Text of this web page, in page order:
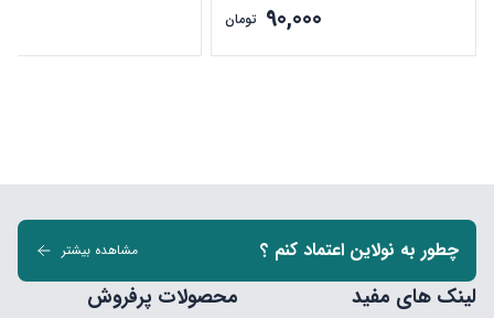
90,000 تومان
چطور به نولاین اعتماد کنم ؟ مشاهده بیشتر
لینک های مفید محصولات پرفروش